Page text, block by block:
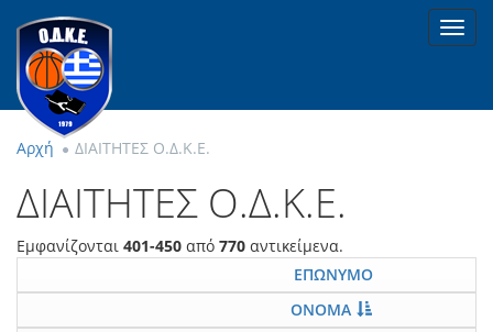
Αρχή ΔΙΑΙΤΗΤΕΣ Ο.Δ.Κ.Ε.
ΔΙΑΙΤΗΤΕΣ Ο.Δ.Κ.Ε.
Εμφανίζονται 401-450 από 770 αντικείμενα.
ΕΠΩΝΥΜΟ
ΟΝΟΜΑ